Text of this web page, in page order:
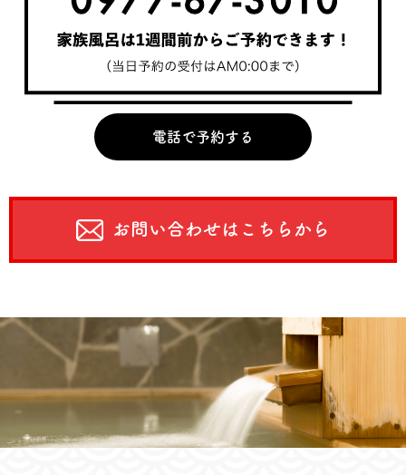
電話で予約する
お問い合わせはこちらから